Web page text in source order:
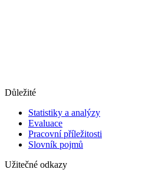
Důležité
Statistiky a analýzy
Evaluace
Pracovní příležitosti
Slovník pojmů
Užitečné odkazy